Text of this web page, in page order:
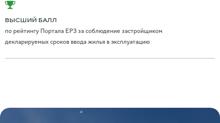
ВЫСШИЙ БАЛЛ
по рейтингу Портала ЕРЗ за соблюдение застройщиком
декларируемых сроков ввода жилья в эксплуатацию